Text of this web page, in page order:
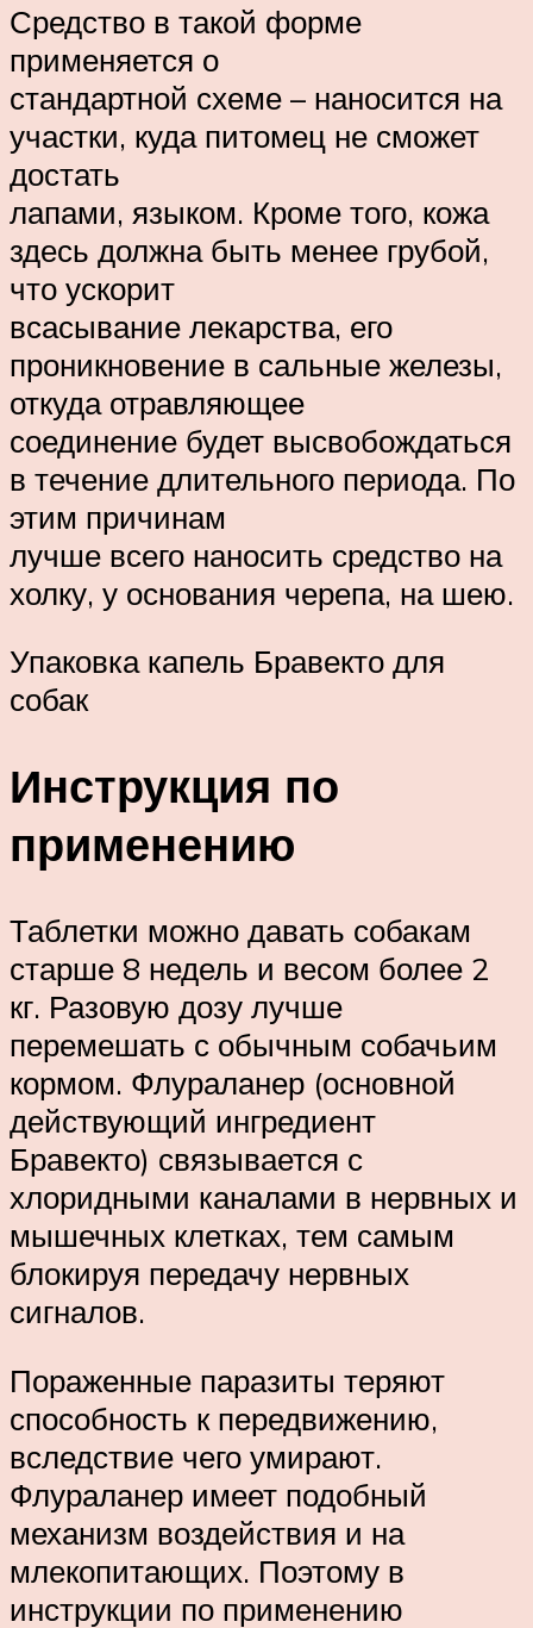
Средство в такой форме
применяется о
стандартной схеме – наносится на
участки, куда питомец не сможет
достать
лапами, языком. Кроме того, кожа
здесь должна быть менее грубой,
что ускорит
всасывание лекарства, его
проникновение в сальные железы,
откуда отравляющее
соединение будет высвобождаться
в течение длительного периода. По
этим причинам
лучше всего наносить средство на
холку, у основания черепа, на шею.
Упаковка капель Бравекто для
собак
Инструкция по
применению
Таблетки можно давать собакам
старше 8 недель и весом более 2
кг. Разовую дозу лучше
перемешать с обычным собачьим
кормом. Флураланер (основной
действующий ингредиент
Бравекто) связывается с
хлоридными каналами в нервных и
мышечных клетках, тем самым
блокируя передачу нервных
сигналов.
Пораженные паразиты теряют
способность к передвижению,
вследствие чего умирают.
Флураланер имеет подобный
механизм воздействия и на
млекопитающих. Поэтому в
инструкции по применению